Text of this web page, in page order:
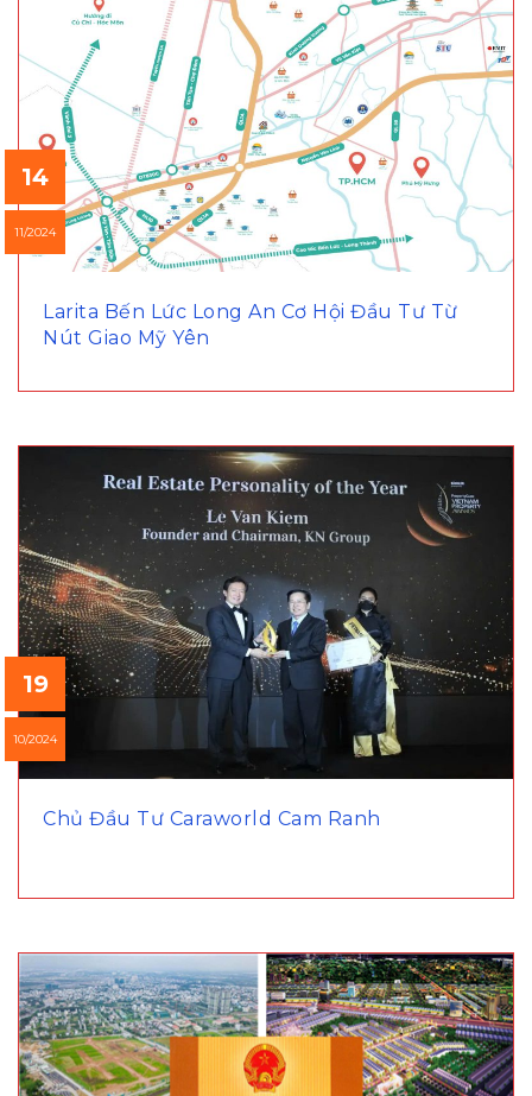
14
11/2024
Larita Bến Lức Long An Cơ Hội Đầu Tư Từ
Nút Giao Mỹ Yên
19
10/2024
Chủ Đầu Tư Caraworld Cam Ranh